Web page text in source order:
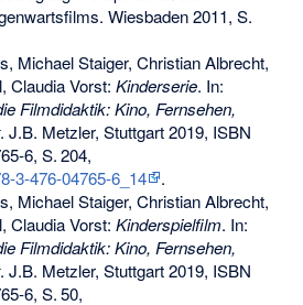
Wiesbaden 2011, S.
Michael Staiger, Christian Albrecht,
Claudia Vorst:Kinderserie. In:
Filmdidaktik: Kino, Fernsehen,
. J.B. Metzler, Stuttgart 2019, ISBN
6,S.204,
3-476-04765-6_14
.
Michael Staiger, Christian Albrecht,
Claudia Vorst:Kinderspielfilm. In:
Filmdidaktik: Kino, Fernsehen,
. J.B. Metzler, Stuttgart 2019, ISBN
6,S.50,